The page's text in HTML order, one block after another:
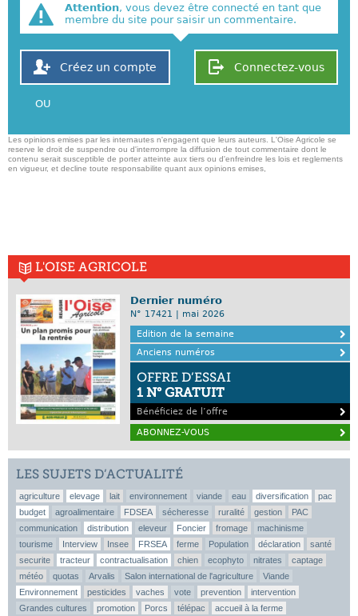
Attention, vous devez être connecté en tant que
membre du site pour saisir un commentaire.
Connectez-vous
Créez un compte
OU
Les opinions emises par les internautes n'engagent que leurs auteurs. L'Oise Agricole se
reserve le droit de suspendre ou d'interrompre la diffusion de tout commentaire dont le
contenu serait susceptible de porter atteinte aux tiers ou d'enfreindre les lois et reglements
en vigueur, et decline toute responsabilite quant aux opinions emises,
L'OISE AGRICOLE
Dernier numéro
N° 17421 | mai 2026
Edition de la semaine
Anciens numéros
OFFRE D’ESSAI
1 N° GRATUIT
Bénéficiez de l’offre
ABONNEZ-VOUS
LES SUJETS D’ACTUALITÉ
agriculture elevage lait environnement viande eau diversification
pac
budget
agroalimentaire FDSEA sécheresse ruralité gestion
PAC
communication
distribution eleveur Foncier fromage
machinisme
tourisme
Interview Insee FRSEA ferme Population déclaration
santé
securite
tracteur contractualisation chien ecophyto nitrates
captage
météo
quotas Arvalis Salon international de l'agriculture
Viande
Environnement
pesticides vaches vote prevention
intervention
Grandes cultures
promotion Porcs télépac accueil à la ferme